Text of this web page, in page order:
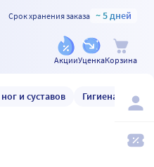
Срок хранения заказа ~ 5 дней
АкцииУценкаКорзина
и суставов Гигиена и уход